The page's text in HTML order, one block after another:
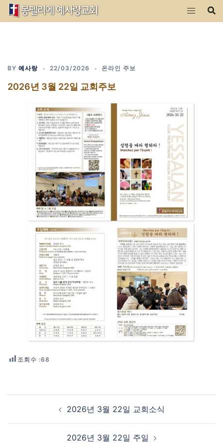
Skip
BY 예사랑 22/03/2026 온라인 주보
2026년 3월 22일 교회주보
조회수 :68
Post navigation
2026년 3월 22일 교회소식
2026년 3월 22일 주일